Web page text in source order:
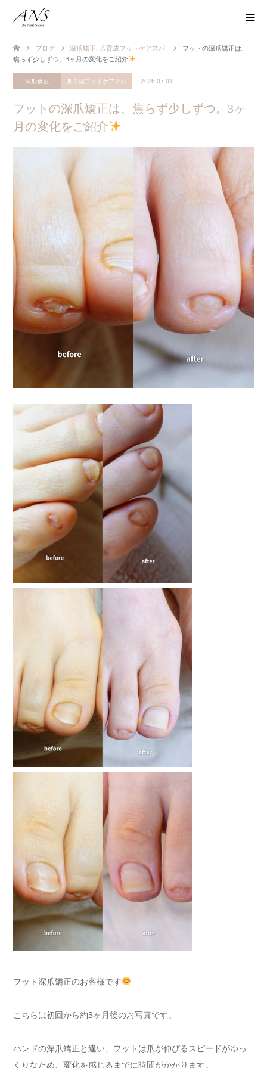
ブログ 深爪矯正, 爪育成フットケアスパ
フットの深爪矯正は、
焦らず少しずつ。3ヶ月の変化をご紹介
深爪矯正 爪育成フットケアスパ 2026.07.01
フットの深爪矯正は、焦らず少しずつ。3ヶ
月の変化をご紹介
フット深爪矯正のお客様です
こちらは初回から約3ヶ月後のお写真です。
ハンドの深爪矯正と違い、フットは爪が伸びるスピードがゆっ
くりなため、変化を感じるまでに時間がかかります。